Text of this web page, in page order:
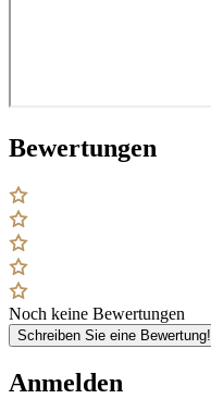
Bewertungen
Noch keine Bewertungen
Schreiben Sie eine Bewertung!
Anmelden